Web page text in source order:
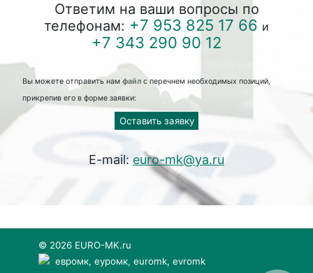
Ответим на ваши вопросы по
телефонам: +7 953 825 17 66 и
+7 343 290 90 12
Вы можете отправить нам файлс перечнем необходимых позиций,
прикрепив его в форме заявки:
Оставить заявку
E-mail: euro-mk@ya.ru
© 2026 EURO-MK.ru
евромк, еуромк, euromk, evromk